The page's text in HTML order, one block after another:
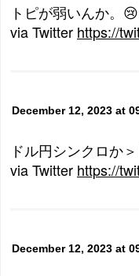
トピが弱いんか。😢
via Twitter https://
December 12, 2023 at
ドル円シンクロか
via Twitter https://
December 12, 2023 at